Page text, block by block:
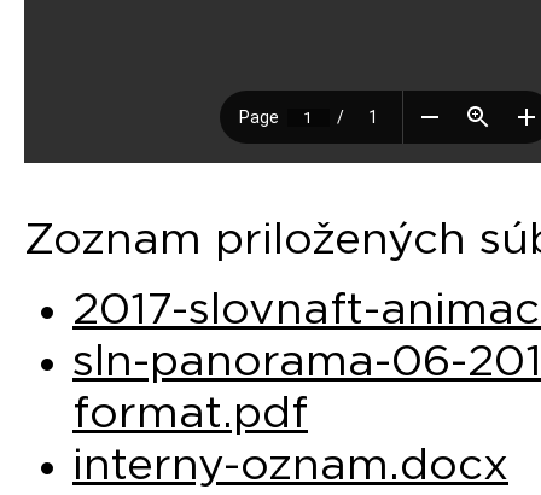
Zoznam priložených
2017-slovnaft-
sln-panorama-06-
format.pdf
interny-oznam.docx